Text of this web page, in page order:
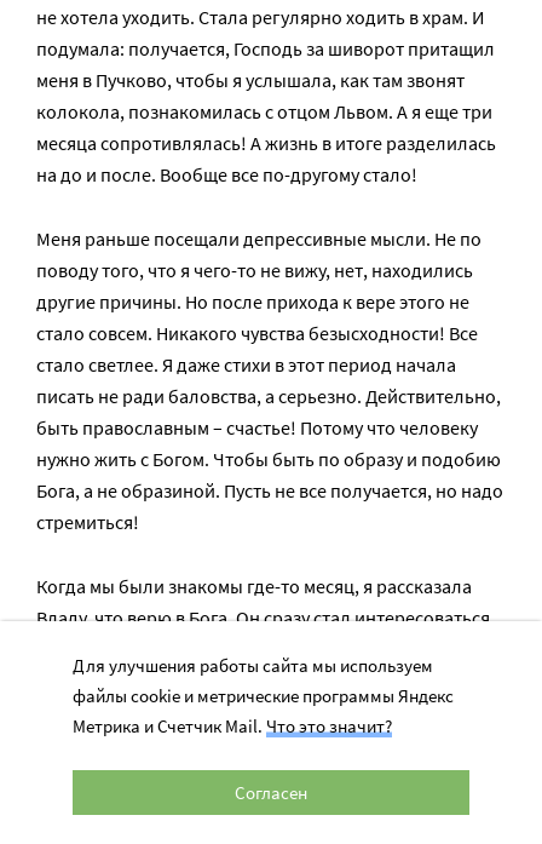
не хотела уходить. Стала регулярно ходить в храм. И
подумала: получается, Господь за шиворот притащил
меня в Пучково, чтобы я услышала, как там звонят
колокола, познакомилась с отцом Львом. А я еще три
месяца сопротивлялась! А жизнь в итоге разделилась
на до и после. Вообще все по-другому стало!
Меня раньше посещали депрессивные мысли. Не по
поводу того, что я чего-то не вижу, нет, находились
другие причины. Но после прихода к вере этого не
стало совсем. Никакого чувства безысходности! Все
стало светлее. Я даже стихи в этот период начала
писать не ради баловства, а серьезно. Действительно,
быть православным – счастье! Потому что человеку
нужно жить с Богом. Чтобы быть по образу и подобию
Бога, а не образиной. Пусть не все получается, но надо
стремиться!
Когда мы были знакомы где-то месяц, я рассказала
Владу, что верю в Бога. Он сразу стал интересоваться,
навязать у меня не было. Думала: «Как он сам захочет».
Это же очень личное. Однажды я сказала, что хочу
сходить в храм, Влад предложил пойти вместе. И мы
стали ходить туда вдвоем. Мы же вообще все вместе
Для улучшения работы сайта мы используем
файлы cookie и метрические программы Яндекс
Метрика и Счетчик Mail. Что это значит?
Согласен